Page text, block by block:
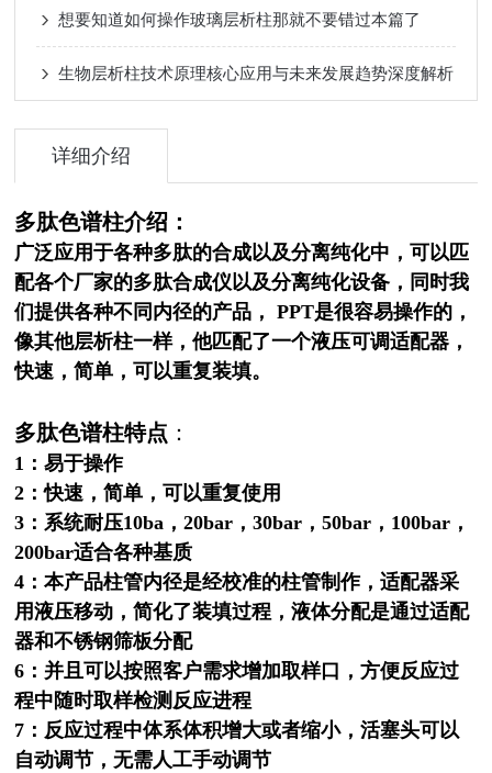
想要知道如何操作玻璃层析柱那就不要错过本篇了
生物层析柱技术原理核心应用与未来发展趋势深度解析
详细介绍
多肽色谱柱介绍：
广泛应用于各种多肽的合成以及分离纯化中，可以匹
配各个厂家的多肽合成仪以及分离纯化设备，同时我
们提供各种不同内径的产品， PPT是很容易操作的，
像其他层析柱一样，他匹配了一个液压可调适配器，
快速，简单，可以重复装填。
多肽色谱柱特点 ：
1：易于操作
2：快速，简单，可以重复使用
3：系统耐压10ba，20bar，30bar，50bar，100bar，
200bar适合各种基质
4：本产品柱管内径是经校准的柱管制作，适配器采
用液压移动，简化了装填过程，液体分配是通过适配
器和不锈钢筛板分配
6：并且可以按照客户需求增加取样口，方便反应过
程中随时取样检测反应进程
7：反应过程中体系体积增大或者缩小，活塞头可以
自动调节，无需人工手动调节